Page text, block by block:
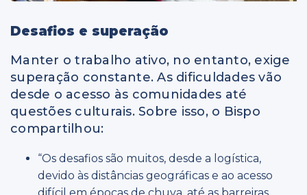
Desafios e superação
Manter o trabalho ativo, no entanto, exige
superação constante. As dificuldades vão
desde o acesso às comunidades até
questões culturais. Sobre isso, o Bispo
compartilhou:
“Os desafios são muitos, desde a logística,
devido às distâncias geográficas e ao acesso